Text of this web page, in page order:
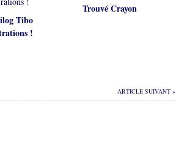
Tibo
!
Trouvé Crayon
ARTICLE SUIVANT »